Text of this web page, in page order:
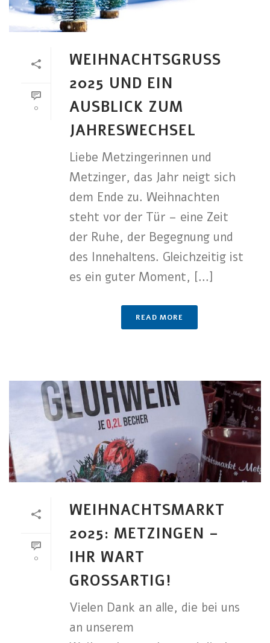
0
WEIHNACHTSGRUSS 2
025 UND EIN A
USBLICK ZUM J
AHRESWECHSEL
Liebe Metzingerinnen und
Metzinger, das Jahr neigt sich
dem Ende zu. Weihnachten
steht vor der Tür – eine Zeit
der Ruhe, der Begegnung und
des Innehaltens. Gleichzeitig ist
es ein guter Moment, [...]
READ MORE
0
WEIHNACHTSMARKT
2025: METZINGEN –
IHR WART
GROSSARTIG!
Vielen Dank an alle, die bei uns
an unserem